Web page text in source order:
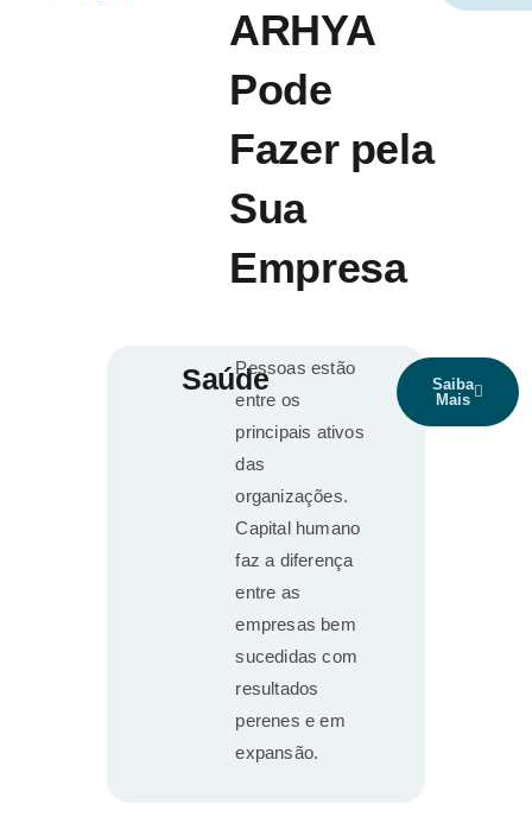
ARHYA
Pode
Fazer pela
Sua
Empresa
SaúdePessoas estão
entre os
principais ativos
das
organizações.
Capital humano
faz a diferença
entre as
empresas bem
sucedidas com
resultados
perenes e em
expansão.
Saiba
Mais